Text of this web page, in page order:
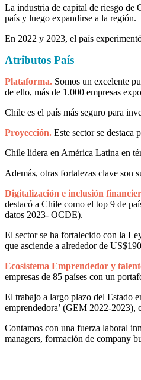
La industria de capital de riesgo de
país y luego expandirse a la región.
En 2022 y 2023, el país
Atributos País
Plataforma. Somos un excelente
de ello, más de 1.000 empresas
Chile es el país más seguro para
Proyección. Este sector se
Chile lidera en América Latina en
Además, otras fortalezas clave son
Digitalización e inclusión
destacó a Chile como el top 9 de
datos 2023- OCDE).
El sector se ha fortalecido con la
que asciende a alrededor de
Ecosistema Emprendedor y
empresas de 85 países con un
El trabajo a largo plazo del Estado
emprendedora’ (GEM 2022-2023),
Contamos con una fuerza laboral
managers, formación de company